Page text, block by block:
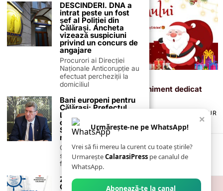
15 decembrie 2025
Magia Crăciunului ajunge la Roseți: eveniment dedicat
copiilor și familiilor, pe 19 decembrie
TERMENI ȘI CONDIȚII
POLITICA DE ANULARE & RETUR
PUBLICITATE ONLINE & TIPĂRITĂ
CONTACT
ZIARUL ANUNȚUL CĂLĂRĂȘEAN
×
Urmărește-ne pe WhatsApp!
Vrei să fii mereu la curent cu toate știrile?
UrmareșteCalarasiPress pe canalul de
WhatsApp.
Abonează-te la canal
DESCINDERI. DNA a
intrat peste un fost
șef al Poliției din
Călărași. Ancheta
vizează suspiciuni
privind un concurs de
angajare
Procurori ai Direcției
Naționale Anticorupție au
efectuat percheziții la
domiciliul
Bani europeni pentru
Călărași: Prefectul
Laurențiu State anunță
colaborarea cu ADR
Sud-Muntenia pentru
noi finanțări
Călărașul se pregătește
să intre pe harta
finanțărilor europene, cu
Ziua Marinei, la
Călărași – 15 august